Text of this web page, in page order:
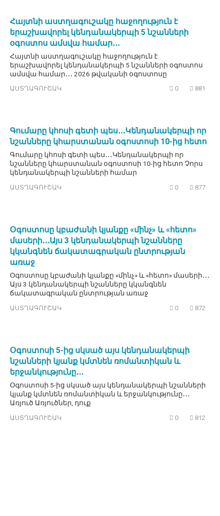
Հայտնի աստղագուշակը հաջողություն է
երաշխավորել կենդանակերպի 5 նշանների
օգոստոս ամսվա համար․․․
Հայտնի աստղագուշակը հաջողություն է
երաշխավորել կենդանակերպի 5 նշանների օգոստոս
ամսվա համար․․․ 2026 թվականի օգոստոսը
ԱՍՏՂԱԳՈՒՇԱԿ 0 881
Գումարը կհոսի գետի պես․․․Կենդանակերպի որ
նշանները կհարստանան օգոստոսի 10-ից հետո
Գումարը կհոսի գետի պես․․․Կենդանակերպի որ
նշանները կհարստանան օգոստոսի 10-ից հետո Չորս
կենդանակերպի նշանների համար
ԱՍՏՂԱԳՈՒՇԱԿ 0 877
Օգոստոսը կբաժանի կյանքը «մինչ» և «հետո»
մասերի․․․Այս 3 կենդանակերպի նշանները
կկանգնեն ճակատագրական ընտրության
առաջ
Օգոստոսը կբաժանի կյանքը «մինչ» և «հետո» մասերի․․․
Այս 3 կենդանակերպի նշանները կկանգնեն
ճակատագրական ընտրության առաջ
ԱՍՏՂԱԳՈՒՇԱԿ 0 872
Օգոստոսի 5-ից սկսած այս կենդանակերպի
նշանների կյանք կմտնեն ռոմանտիկան և
երջանկությունը․․․
Օգոստոսի 5-ից սկսած այս կենդանակերպի նշանների
կյանք կմտնեն ռոմանտիկան և երջանկությունը․․․
Առյուծ Առյուծներ, դուք
ԱՍՏՂԱԳՈՒՇԱԿ 0 812